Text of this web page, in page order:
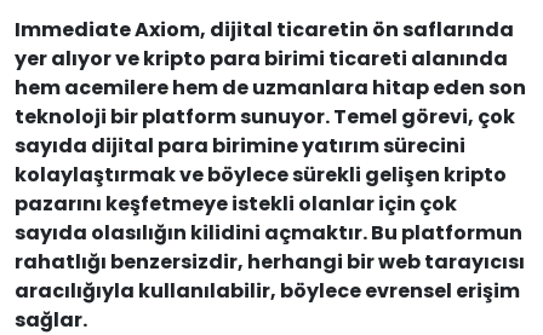
Immediate Axiom, dijital ticaretin ön saflarında
yer alıyor ve kripto para birimi ticareti alanında
hem acemilere hem de uzmanlara hitap eden son
teknoloji bir platform sunuyor. Temel görevi, çok
sayıda dijital para birimine yatırım sürecini
kolaylaştırmak ve böylece sürekli gelişen kripto
pazarını keşfetmeye istekli olanlar için çok
sayıda olasılığın kilidini açmaktır. Bu platformun
rahatlığı benzersizdir, herhangi bir web tarayıcısı
aracılığıyla kullanılabilir, böylece evrensel erişim
sağlar.